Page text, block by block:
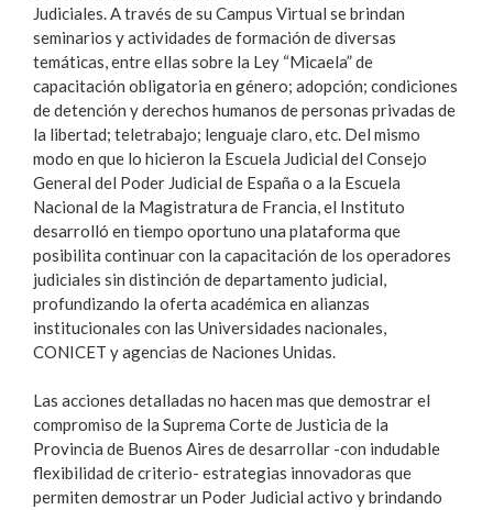
Judiciales. A través de su Campus Virtual se brindan
seminarios y actividades de formación de diversas
temáticas, entre ellas sobre la Ley “Micaela” de
capacitación obligatoria en género; adopción; condiciones
de detención y derechos humanos de personas privadas de
la libertad; teletrabajo; lenguaje claro, etc. Del mismo
modo en que lo hicieron la Escuela Judicial del Consejo
General del Poder Judicial de España o a la Escuela
Nacional de la Magistratura de Francia, el Instituto
desarrolló en tiempo oportuno una plataforma que
posibilita continuar con la capacitación de los operadores
judiciales sin distinción de departamento judicial,
profundizando la oferta académica en alianzas
institucionales con las Universidades nacionales,
CONICET y agencias de Naciones Unidas.
Las acciones detalladas no hacen mas que demostrar el
compromiso de la Suprema Corte de Justicia de la
Provincia de Buenos Aires de desarrollar -con indudable
flexibilidad de criterio- estrategias innovadoras que
permiten demostrar un Poder Judicial activo y brindando